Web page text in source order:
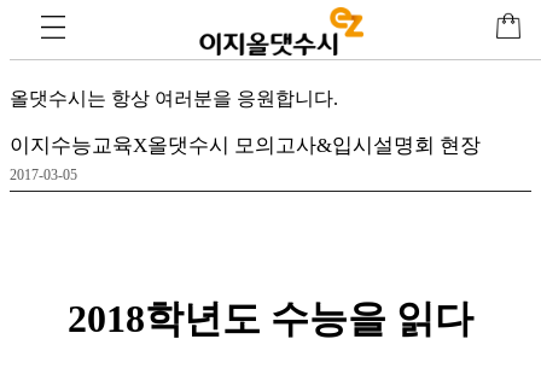
객센터
올댓수시는 항상 여러분을 응원합니다.
이지수능교육X올댓수시 모의고사&입시설명회 현장
2017-03-05
2018학년도 수능을 읽다